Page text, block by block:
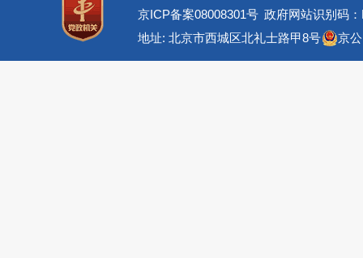
京ICP备案08008301号 政府网站识别码
地址: 北京市西城区北礼士路甲8号
京